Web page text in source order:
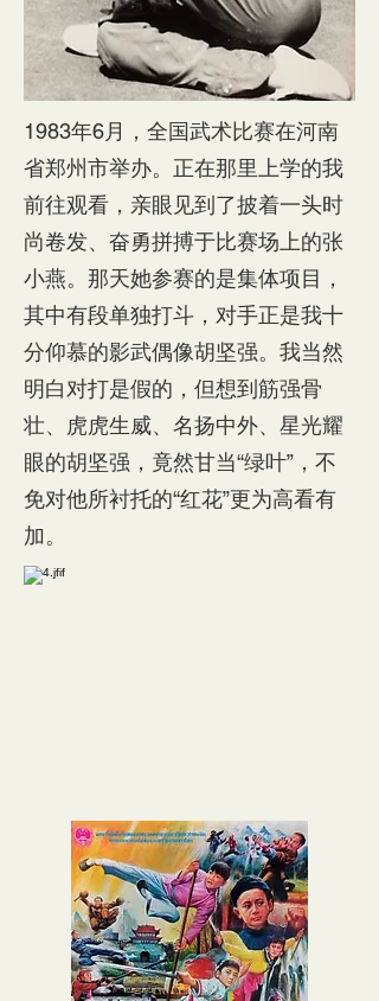
1983年6月，全国武术比赛在河南
省郑州市举办。正在那里上学的我
前往观看，亲眼见到了披着一头时
尚卷发、奋勇拼搏于比赛场上的张
小燕。那天她参赛的是集体项目，
其中有段单独打斗，对手正是我十
分仰慕的影武偶像胡坚强。我当然
明白对打是假的，但想到筋强骨
壮、虎虎生威、名扬中外、星光耀
眼的胡坚强，竟然甘当“绿叶”，不
免对他所衬托的“红花”更为高看有
加。